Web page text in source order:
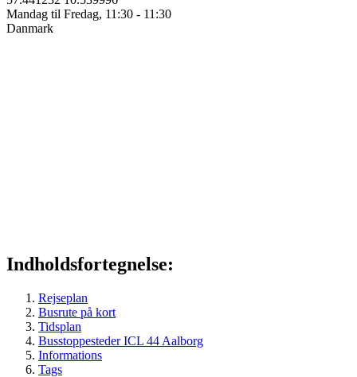
Mandag til Fredag, 11:30 - 11:30
Danmark
Indholdsfortegnelse:
Rejseplan
Busrute på kort
Tidsplan
Busstoppesteder ICL 44 Aalborg
Informations
Tags